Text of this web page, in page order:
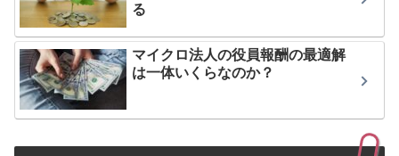
る
マイクロ法人の役員報酬の最適解
は一体いくらなのか？